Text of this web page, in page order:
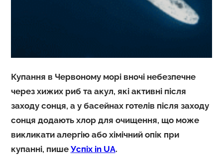
Купання в Червоному морі вночі небезпечне
через хижих риб та акул, які активні після
заходу сонця, а у басейнах готелів після заходу
сонця додають хлор для очищення, що може
викликати алергію або хімічний опік при
купанні, пише Успіх in UA.